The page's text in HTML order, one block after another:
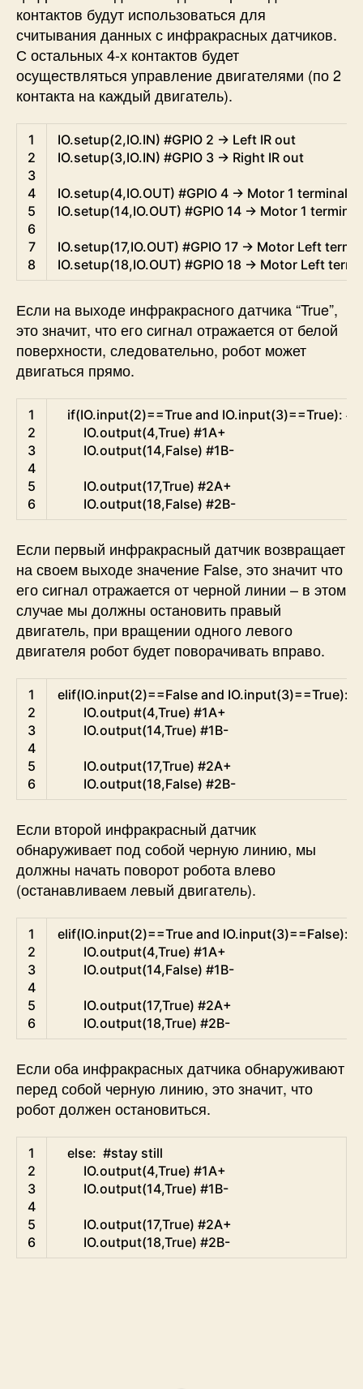
контактов будут использоваться для
считывания данных с инфракрасных датчиков.
С остальных 4-х контактов будет
осуществляться управление двигателями (по 2
контакта на каждый двигатель).
Python
1
2
3
4
5
6
7
8
IO.setup(2,IO.IN) #GPIO 2 -> Left IR out
IO.setup(3,IO.IN) #GPIO 3 -> Right IR out
IO.setup(4,IO.OUT) #GPIO 4 -> Motor 1 terminal A
IO.setup(14,IO.OUT) #GPIO 14 -> Motor 1 terminal
IO.setup(17,IO.OUT) #GPIO 17 -> Motor Left
IO.setup(18,IO.OUT) #GPIO 18 -> Motor Left
Если на выходе инфракрасного датчика “True”,
это значит, что его сигнал отражается от белой
поверхности, следовательно, робот может
двигаться прямо.
Python
1
2
3
4
5
6
if(IO.input(2)==True and IO.input(3)==True):
IO.output(4,True) #1A+
IO.output(14,False) #1B-
IO.output(17,True) #2A+
IO.output(18,False) #2B-
Если первый инфракрасный датчик возвращает
на своем выходе значение False, это значит что
его сигнал отражается от черной линии – в этом
случае мы должны остановить правый
двигатель, при вращении одного левого
двигателя робот будет поворачивать вправо.
Python
1
2
3
4
5
6
elif(IO.input(2)==False and IO.input(3)==True):
IO.output(4,True) #1A+
IO.output(14,True) #1B-
IO.output(17,True) #2A+
IO.output(18,False) #2B-
Если второй инфракрасный датчик
обнаруживает под собой черную линию, мы
должны начать поворот робота влево
(останавливаем левый двигатель).
Python
1
2
3
4
5
6
elif(IO.input(2)==True and IO.input(3)==False):
IO.output(4,True) #1A+
IO.output(14,False) #1B-
IO.output(17,True) #2A+
IO.output(18,True) #2B-
Если оба инфракрасных датчика обнаруживают
перед собой черную линию, это значит, что
робот должен остановиться.
1
2
3
4
5
6
else: #stay still
IO.output(4,True) #1A+
IO.output(14,True) #1B-
IO.output(17,True) #2A+
IO.output(18,True) #2B-